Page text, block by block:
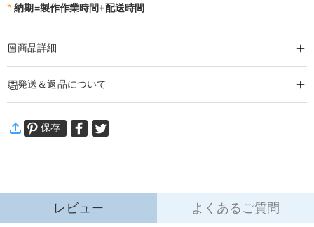
* 納期=製作作業時間+配送時間
商品詳細
ペットを愛する人にとって、愛ペットの一挙一動が、何一つとして大切にすべ
きものです。
このペットオリジナル風鈴は、そんな深い愛を込めて誕生しました。
ペットの写真をアップロードするだけで、職人がペットの笑顔を再現し、独占
的な思い出を「聴ける家の風景」に変えます。
ベッドルームの窓辺に置けば、朝一番の風が「挨拶」を届けてくれ、夜の静け
さの中では、その柔らかな音が心強いお供になります。
発送＆返品について
万一、ご注文商品にご満足いただけない場合は、商品が到着後60日
保存
レビュー よくあるご質問